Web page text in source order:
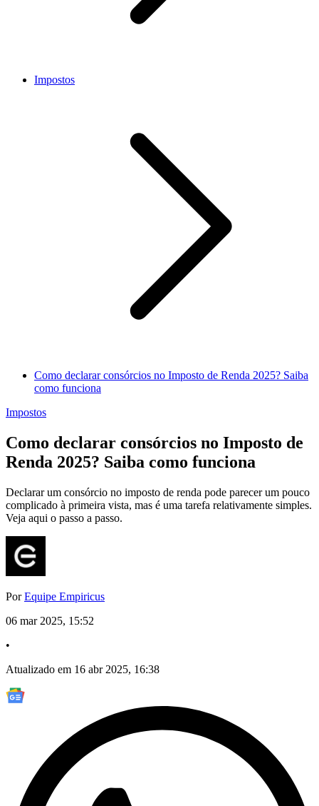
Impostos
Como declarar consórcios no Imposto de Renda 2025? Saiba
como funciona
Impostos
Como declarar consórcios no Imposto de
Renda 2025? Saiba como funciona
Declarar um consórcio no imposto de renda pode parecer um pouco
complicado à primeira vista, mas é uma tarefa relativamente simples.
Veja aqui o passo a passo.
PorEquipe Empiricus
06 mar 2025, 15:52
•
Atualizado em 16 abr 2025, 16:38